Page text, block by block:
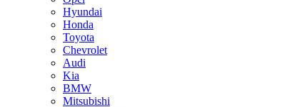
Hyundai
Honda
Toyota
Chevrolet
Audi
Kia
BMW
Mitsubishi